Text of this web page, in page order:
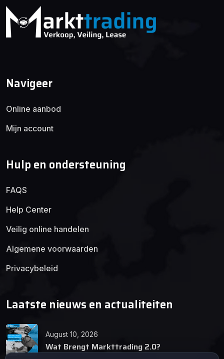
Navigeer
Online aanbod
Mijn account
Hulp en ondersteuning
FAQS
Help Center
Veilig online handelen
Algemene voorwaarden
Privacybeleid
Laatste nieuws en actualiteiten
August 10, 2026
Wat Brengt Markttrading 2.0?